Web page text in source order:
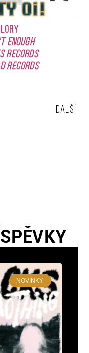
Enough
Records
Records
DALŠÍ
NOVINKY